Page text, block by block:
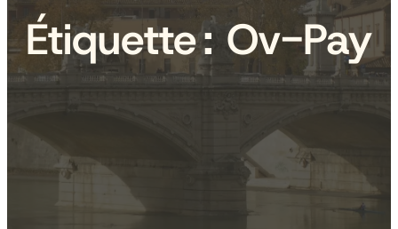
Étiquette :Ov-Pay